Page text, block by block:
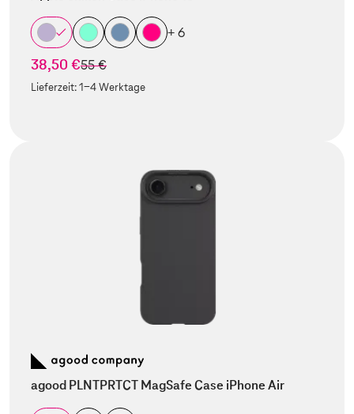
+ 6
38,50 €statt
55 €
Lieferzeit:1-4 Werktage
agood PLNTPRTCT MagSafe Case iPhone Air